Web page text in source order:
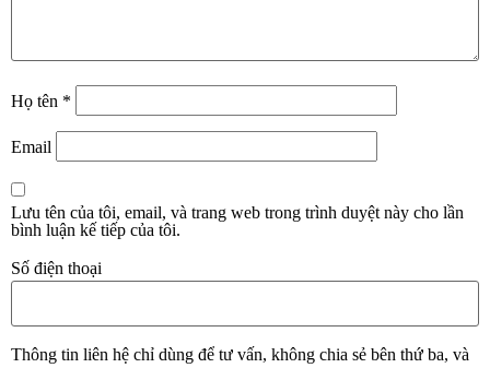
Họ tên *
Email
Lưu tên của tôi, email, và trang web trong trình duyệt này cho lần
bình luận kế tiếp của tôi.
Số điện thoại
Thông tin liên hệ chỉ dùng để tư vấn, không chia sẻ bên thứ ba, và